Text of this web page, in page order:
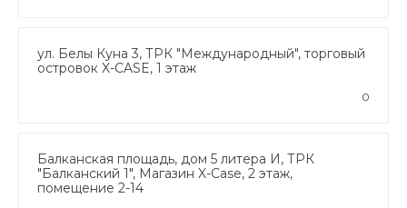
ул. Белы Куна 3, ТРК "Международный", торговый
островок X-CASE, 1 этаж
0
Балканская площадь, дом 5 литера И, ТРК
"Балканский 1", Магазин X-Case, 2 этаж,
помещение 2-14